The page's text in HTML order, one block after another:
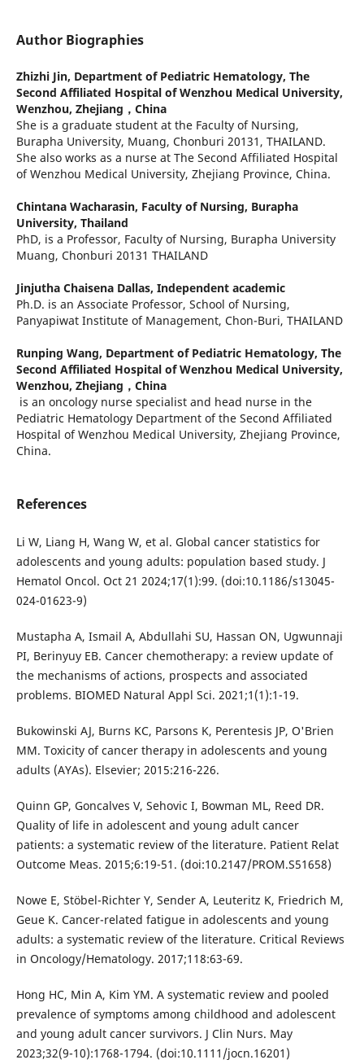
Author Biographies
Zhizhi Jin, Department of Pediatric Hematology, The
Second Affiliated Hospital of Wenzhou Medical University,
Wenzhou, Zhejiang，China
She is a graduate student at the Faculty of Nursing,
Burapha University, Muang, Chonburi 20131, THAILAND.
She also works as a nurse at The Second Affiliated Hospital
of Wenzhou Medical University, Zhejiang Province, China.
Chintana Wacharasin, Faculty of Nursing, Burapha
University, Thailand
PhD, is a Professor, Faculty of Nursing, Burapha University
Muang, Chonburi 20131 THAILAND
Jinjutha Chaisena Dallas, Independent academic
Ph.D. is an Associate Professor, School of Nursing,
Panyapiwat Institute of Management, Chon-Buri, THAILAND
Runping Wang, Department of Pediatric Hematology, The
Second Affiliated Hospital of Wenzhou Medical University,
Wenzhou, Zhejiang，China
is an oncology nurse specialist and head nurse in the
Pediatric Hematology Department of the Second Affiliated
Hospital of Wenzhou Medical University, Zhejiang Province,
China.
References
Li W, Liang H, Wang W, et al. Global cancer statistics for
adolescents and young adults: population based study. J
Hematol Oncol. Oct 21 2024;17(1):99. (doi:10.1186/s13045-
024-01623-9)
Mustapha A, Ismail A, Abdullahi SU, Hassan ON, Ugwunnaji
PI, Berinyuy EB. Cancer chemotherapy: a review update of
the mechanisms of actions, prospects and associated
problems. BIOMED Natural Appl Sci. 2021;1(1):1-19.
Bukowinski AJ, Burns KC, Parsons K, Perentesis JP, O'Brien
MM. Toxicity of cancer therapy in adolescents and young
adults (AYAs). Elsevier; 2015:216-226.
Quinn GP, Goncalves V, Sehovic I, Bowman ML, Reed DR.
Quality of life in adolescent and young adult cancer
patients: a systematic review of the literature. Patient Relat
Outcome Meas. 2015;6:19-51. (doi:10.2147/PROM.S51658)
Nowe E, Stöbel-Richter Y, Sender A, Leuteritz K, Friedrich M,
Geue K. Cancer-related fatigue in adolescents and young
adults: a systematic review of the literature. Critical Reviews
in Oncology/Hematology. 2017;118:63-69.
Hong HC, Min A, Kim YM. A systematic review and pooled
prevalence of symptoms among childhood and adolescent
and young adult cancer survivors. J Clin Nurs. May
2023;32(9-10):1768-1794. (doi:10.1111/jocn.16201)